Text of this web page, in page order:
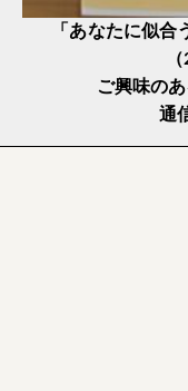
「あなたに似
ご興味の
通